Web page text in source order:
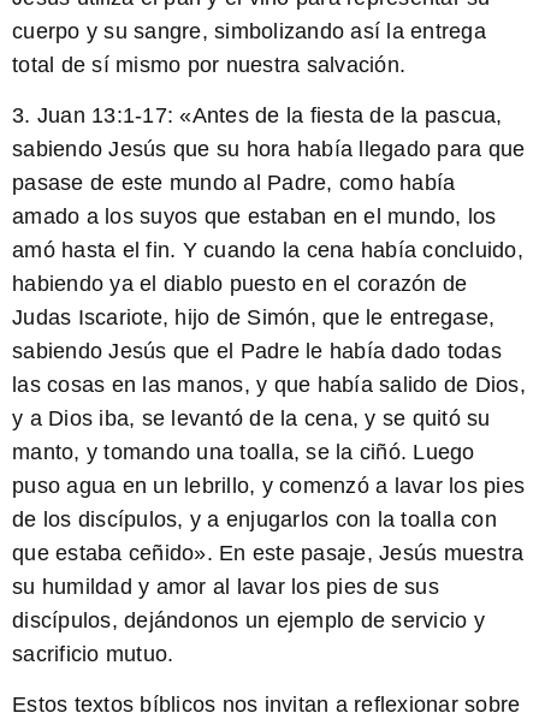
cuerpo y su sangre, simbolizando así la entrega
total de sí mismo por nuestra salvación.
3. Juan 13:1-17: «Antes de la fiesta de la pascua,
sabiendo Jesús que su hora había llegado para que
pasase de este mundo al Padre, como había
amado a los suyos que estaban en el mundo, los
amó hasta el fin. Y cuando la cena había concluido,
habiendo ya el diablo puesto en el corazón de
Judas Iscariote, hijo de Simón, que le entregase,
sabiendo Jesús que el Padre le había dado todas
las cosas en las manos, y que había salido de Dios,
y a Dios iba, se levantó de la cena, y se quitó su
manto, y tomando una toalla, se la ciñó. Luego
puso agua en un lebrillo, y comenzó a lavar los pies
de los discípulos, y a enjugarlos con la toalla con
que estaba ceñido». En este pasaje, Jesús muestra
su humildad y amor al lavar los pies de sus
discípulos, dejándonos un ejemplo de servicio y
sacrificio mutuo.
Estos textos bíblicos nos invitan a reflexionar sobre